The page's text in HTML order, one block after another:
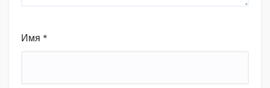
Имя *